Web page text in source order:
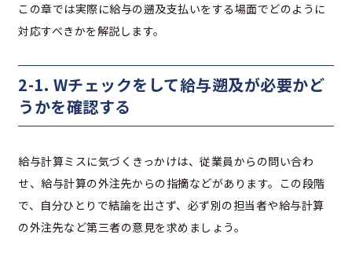
この章では実際に給与の遡及支払いをする場面でどのように
対応すべきかを解説します。
2-1. Wチェックをして給与遡及が必要かど
うかを確認する
給与計算ミスに気づくきっかけは、従業員からの問い合わ
せ、給与計算の外注先からの指摘などがあります。この段階
で、自分ひとりで結論を出さず、必ず別の担当者や給与計算
の外注先など第三者の意見を求めましょう。